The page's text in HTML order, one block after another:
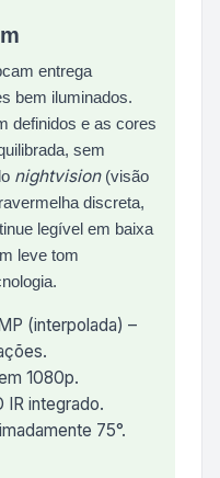
entrega
bem iluminados.
definidos e as cores
sem
nightvision(visão
discreta,
legível em baixa
leve tom
(interpolada) –
1080p.
IR integrado.
75°.